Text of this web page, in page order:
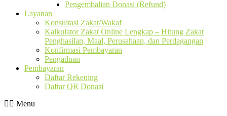
Pengembalian Donasi (Refund)
Layanan
Konsultasi Zakat/Wakaf
Kalkulator Zakat Online Lengkap – Hitung Zakat
Penghasilan, Maal, Perusahaan, dan Perdagangan
Konfirmasi Pembayaran
Pengaduan
Pembayaran
Daftar Rekening
Daftar QR Donasi
Menu